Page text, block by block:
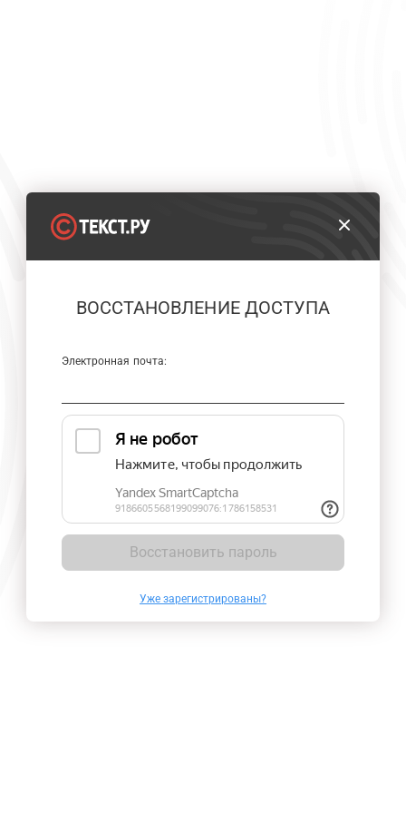
ВОССТАНОВЛЕНИЕ ДОСТУПА
Электронная почта:
Восстановить пароль
Уже зарегистрированы?